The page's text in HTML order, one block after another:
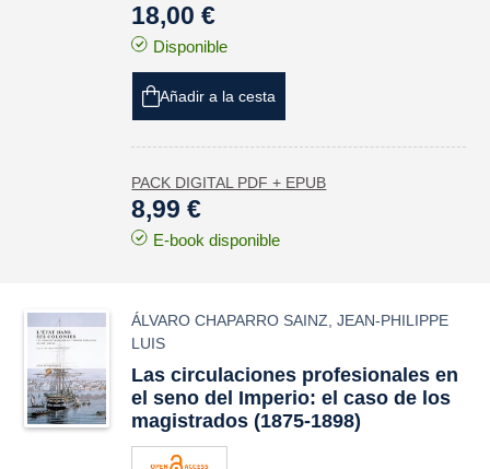
18,00 €
Disponible
Añadir a la cesta
PACK DIGITAL PDF + EPUB
8,99 €
E-book disponible
ÁLVARO CHAPARRO SAINZ ,JEAN-PHILIPPE
LUIS
Las circulaciones profesionales en
el seno del Imperio: el caso de los
magistrados (1875-1898)